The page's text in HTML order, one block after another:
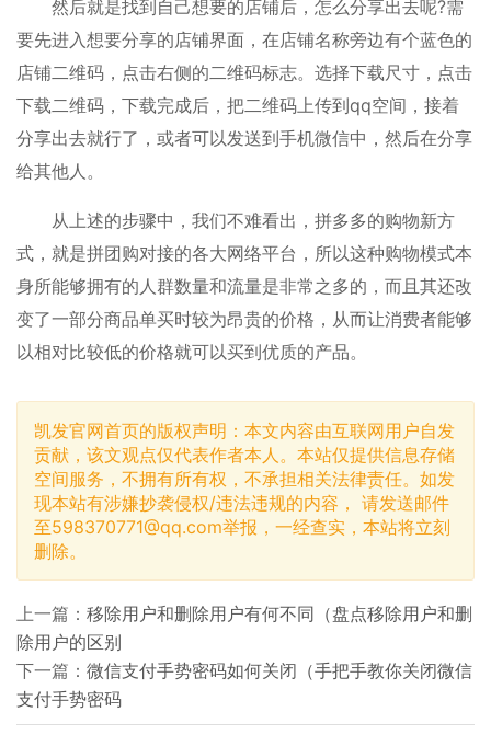
然后就是找到自己想要的店铺后，怎么分享出去呢?需
要先进入想要分享的店铺界面，在店铺名称旁边有个蓝色的
店铺二维码，点击右侧的二维码标志。选择下载尺寸，点击
下载二维码，下载完成后，把二维码上传到qq空间，接着
分享出去就行了，或者可以发送到手机微信中，然后在分享
给其他人。
从上述的步骤中，我们不难看出，拼多多的购物新方
式，就是拼团购对接的各大网络平台，所以这种购物模式本
身所能够拥有的人群数量和流量是非常之多的，而且其还改
变了一部分商品单买时较为昂贵的价格，从而让消费者能够
以相对比较低的价格就可以买到优质的产品。
凯发官网首页的版权声明：本文内容由互联网用户自发
贡献，该文观点仅代表作者本人。本站仅提供信息存储
空间服务，不拥有所有权，不承担相关法律责任。如发
现本站有涉嫌抄袭侵权/违法违规的内容， 请发送邮件
至598370771@qq.com举报，一经查实，本站将立刻
删除。
上一篇： 移除用户和删除用户有何不同（盘点移除用户和删
除用户的区别
下一篇： 微信支付手势密码如何关闭（手把手教你关闭微信
支付手势密码